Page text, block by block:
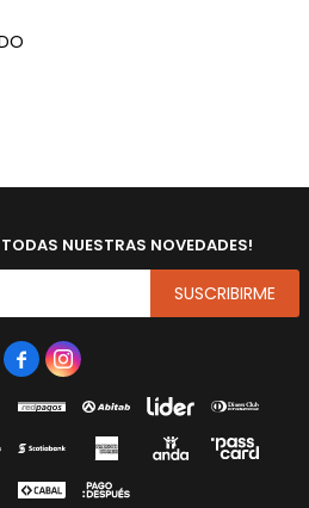
NUESTRAS NOVEDADES!
SUSCRIBIRME
 